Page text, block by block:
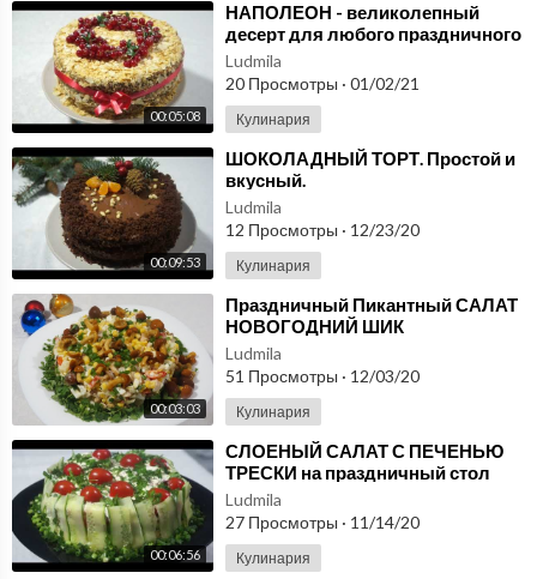
00:05:08
⁣НАПОЛЕОН - великолепный
десерт для любого праздничного
стола!
Ludmila
20 Просмотры · 01/02/21
Кулинария
00:09:53
⁣ШОКОЛАДНЫЙ ТОРТ. Простой и
вкусный.
Ludmila
12 Просмотры · 12/23/20
Кулинария
00:03:03
⁣Праздничный Пикантный САЛАТ
НОВОГОДНИЙ ШИК
Ludmila
51 Просмотры · 12/03/20
Кулинария
00:06:56
⁣СЛОЕНЫЙ САЛАТ С ПЕЧЕНЬЮ
ТРЕСКИ на праздничный стол
Ludmila
27 Просмотры · 11/14/20
Кулинария